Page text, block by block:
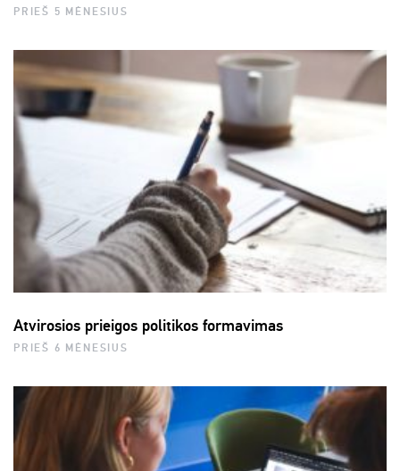
PRIEŠ 5 MĖNESIUS
Atvirosios prieigos politikos formavimas
PRIEŠ 6 MĖNESIUS